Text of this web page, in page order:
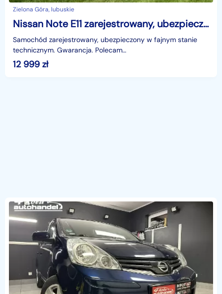
Zielona Góra, lubuskie
Nissan Note E11 zarejestrowany, ubezpieczony. Gwarancja. Polecam !!!
Samochód zarejestrowany, ubezpieczony w fajnym stanie
technicznym. Gwarancja. Polecam
!!!www.rafcar.plidentyfikator: AKL18J4RS
12 999 zł